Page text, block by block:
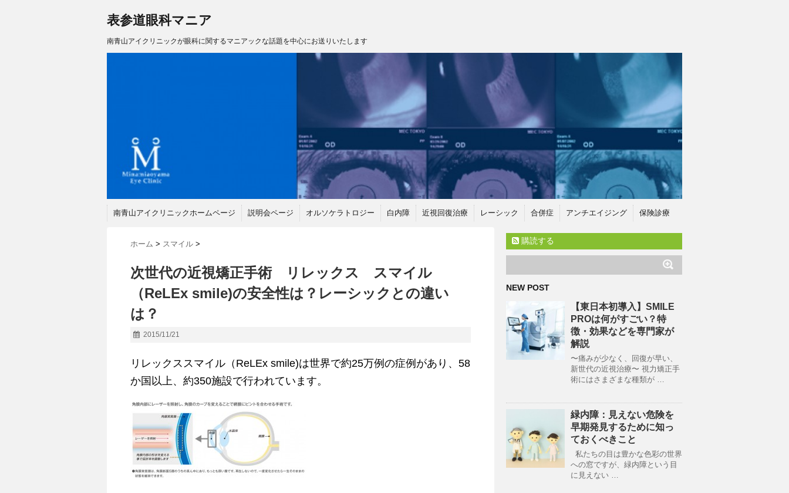
表参道眼科マニア
南青山アイクリニックが眼科に関するマニアックな話題を中心にお送りいたします
南青山アイクリニックホームページ 説明会ページ オルソケラトロジー 白内障 近視回復治療 レーシック 合併症 アンチエイジング 保険診療
ホーム > スマイル >
次世代の近視矯正手術 リレックス スマイル
（ReLEx smile)の安全性は？レーシックとの違い
は？
2015/11/21
リレックススマイル（ReLEx smile)は世界で約25万例の症例があり、58
か国以上、約350施設で行われています。
購読する
NEW POST
【東日本初導入】SMILE
PROは何がすごい？特
徴・効果などを専門家が
解説
〜痛みが少なく、回復が早い、
新世代の近視治療〜 視力矯正手
術にはさまざまな種類が …
緑内障：見えない危険を
早期発見するために知っ
ておくべきこと
私たちの目は豊かな色彩の世界
への窓ですが、緑内障という目
に見えない …